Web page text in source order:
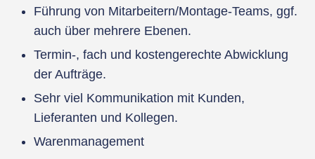
Führung von Mitarbeitern/Montage-Teams, ggf.
auch über mehrere Ebenen.
Termin-, fach und kostengerechte Abwicklung
der Aufträge.
Sehr viel Kommunikation mit Kunden,
Lieferanten und Kollegen.
Warenmanagement